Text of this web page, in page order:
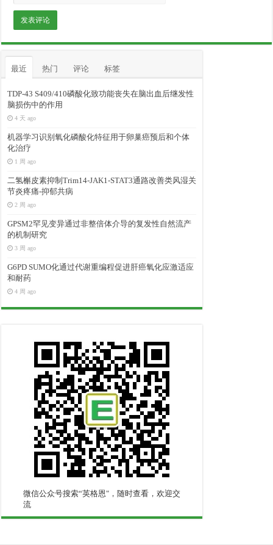
最近 热门 评论 标签
TDP-43 S409/410磷酸化致功能丧失在脑出血后继发性
脑损伤中的作用
4 天 ago
机器学习识别氧化磷酸化特征用于卵巢癌预后和个体
化治疗
1 周 ago
二氢槲皮素抑制Trim14-JAK1-STAT3通路改善类风湿关
节炎疼痛-抑郁共病
2 周 ago
GPSM2罕见变异通过非整倍体介导的复发性自然流产
的机制研究
3 周 ago
G6PD SUMO化通过代谢重编程促进肝癌氧化应激适应
和耐药
4 周 ago
微信公众号搜索“英格恩"，随时查看，欢迎交
流